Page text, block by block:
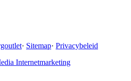
· Sitemap· Privacybeleid
Internetmarketing